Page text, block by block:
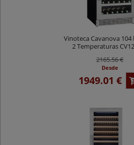
Vinoteca Cavanova
2 Temperaturas
2165.56 €
Desde
1949.01 €